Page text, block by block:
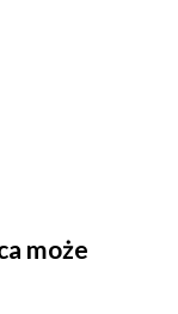
może